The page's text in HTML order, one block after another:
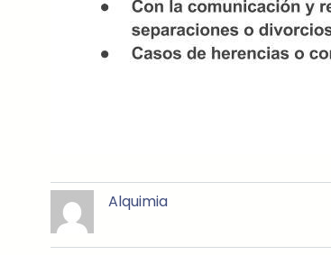
Alquimia